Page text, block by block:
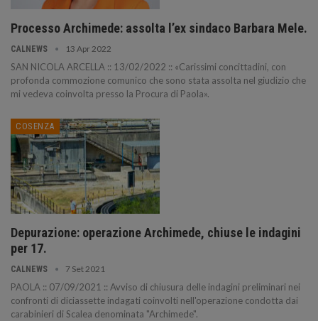
Processo Archimede: assolta l’ex sindaco Barbara Mele.
CALNEWS 13 Apr 2022
SAN NICOLA ARCELLA :: 13/02/2022 :: «Carissimi concittadini, con
profonda commozione comunico che sono stata assolta nel giudizio che
mi vedeva coinvolta presso la Procura di Paola».
COSENZA
Depurazione: operazione Archimede, chiuse le indagini
per 17.
CALNEWS 7 Set 2021
PAOLA :: 07/09/2021 :: Avviso di chiusura delle indagini preliminari nei
confronti di diciassette indagati coinvolti nell'operazione condotta dai
carabinieri di Scalea denominata "Archimede".